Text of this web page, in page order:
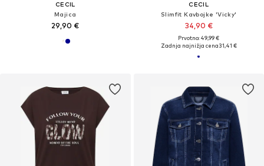
CECIL
Majica
29,90 €
CECIL
Slimfit Kavbojke 'Vicky'
34,90 €
Prvotno: 49,99 €
Zadnja najnižja cena31,41 €